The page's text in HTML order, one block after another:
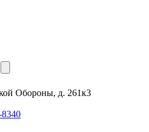
Обороны, д. 261к3